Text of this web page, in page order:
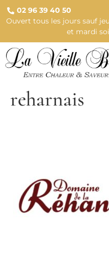
02 96 39 40 50
Ouvert tous les jours sauf
et mardi
reharnais